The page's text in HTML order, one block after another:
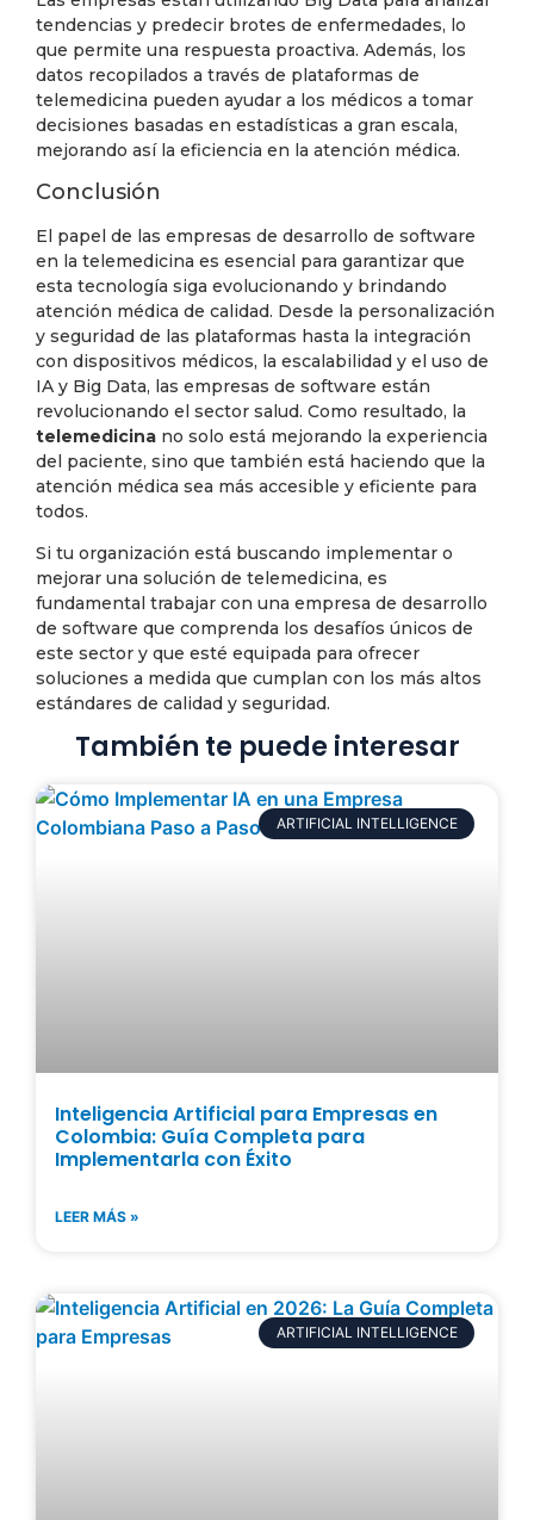
tendencias y predecir brotes de enfermedades, lo
que permite una respuesta proactiva. Además, los
datos recopilados a través de plataformas de
telemedicina pueden ayudar a los médicos a tomar
decisiones basadas en estadísticas a gran escala,
mejorando así la eficiencia en la atención médica.
Conclusión
El papel de las empresas de desarrollo de software
en la telemedicina es esencial para garantizar que
esta tecnología siga evolucionando y brindando
atención médica de calidad. Desde la personalización
y seguridad de las plataformas hasta la integración
con dispositivos médicos, la escalabilidad y el uso de
IA y Big Data, las empresas de software están
revolucionando el sector salud. Como resultado, la
telemedicina no solo está mejorando la experiencia
del paciente, sino que también está haciendo que la
atención médica sea más accesible y eficiente para
todos.
Si tu organización está buscando implementar o
mejorar una solución de telemedicina, es
fundamental trabajar con una empresa de desarrollo
de software que comprenda los desafíos únicos de
este sector y que esté equipada para ofrecer
soluciones a medida que cumplan con los más altos
estándares de calidad y seguridad.
También te puede interesar
ARTIFICIAL INTELLIGENCE
Inteligencia Artificial para Empresas en
Colombia: Guía Completa para
Implementarla con Éxito
LEER MÁS »
ARTIFICIAL INTELLIGENCE